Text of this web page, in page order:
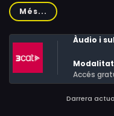
enfrontades. Un
veïnals com en
en litigis entre
Més...
Àudio i
Accés
Darrera